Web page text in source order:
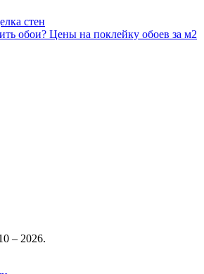
стен
обои? Цены на поклейку обоев за м2
– 2026.